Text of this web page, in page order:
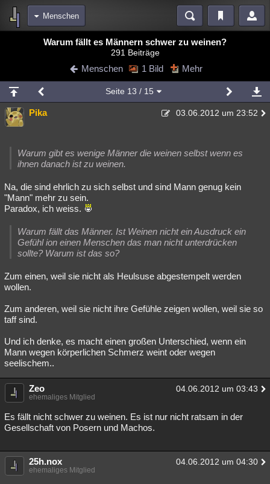
Menschen
Blogs Videos
Chat Wiki Neuigkeiten
meine Rubriken
Menschen Mystery Kriminalfälle
Natur Umfragen Unterhaltung
Philosophie Träume
Musik Clash Verbesserungen Allmystery English
Besucht Neue Geschlossen
Lesenswert Schlüsselwörter
Warum fällt es Männern schwer zu weinen?
291 Beiträge
Menschen 1 Bild Mehr
Seite 13 / 15
Pika 03.06.2012 um 23:52
Warum gibt es wenige Männer die weinen selbst wenn es
ihnen danach ist zu weinen.
Na, die sind ehrlich zu sich selbst und sind Mann genug kein
"Mann" mehr zu sein.
Paradox, ich weiss.
Warum fällt das Männer. Ist Weinen nicht ein Ausdruck ein
Gefühl ion einen Menschen das man nicht unterdrücken
sollte? Warum ist das so?
Zum einen, weil sie nicht als Heulsuse abgestempelt werden
wollen.
Zum anderen, weil sie nicht ihre Gefühle zeigen wollen, weil sie so
taff sind.
Und ich denke, es macht einen großen Unterschied, wenn ein
Mann wegen körperlichen Schmerz weint oder wegen
seelischem..
Zeo 04.06.2012 um 03:43
ehemaliges Mitglied
Es fällt nicht schwer zu weinen. Es ist nur nicht ratsam in der
Gesellschaft von Posern und Machos.
25h.nox 04.06.2012 um 04:30
ehemaliges Mitglied